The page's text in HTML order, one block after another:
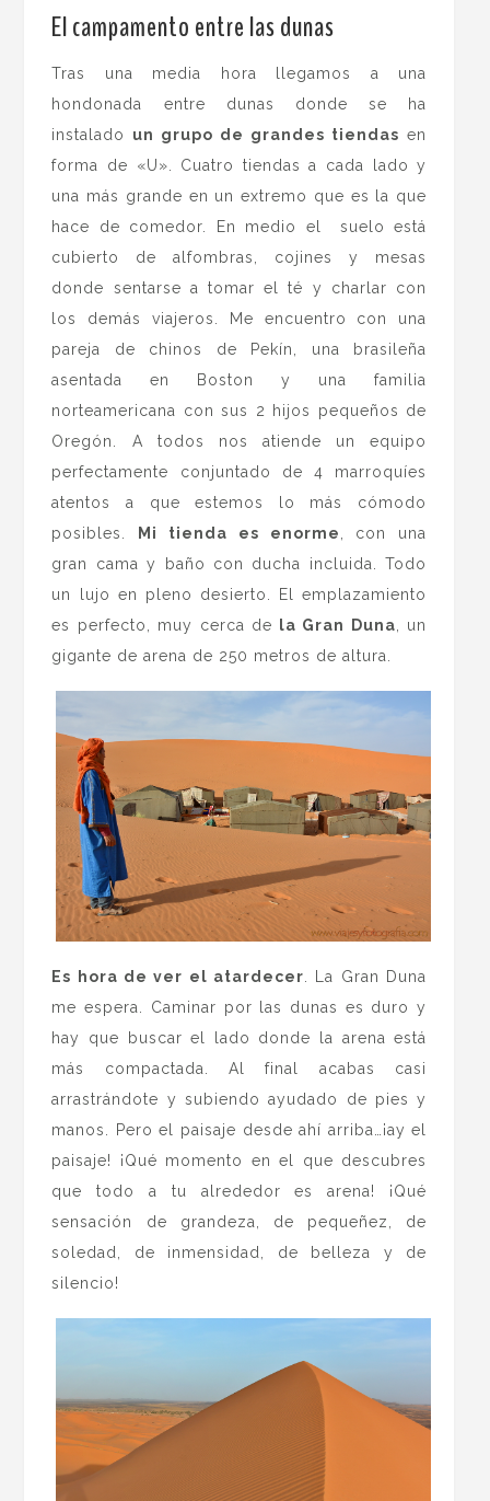
El campamento entre las dunas
Tras una media hora llegamos a una
hondonada entre dunas donde se ha
instalado un grupo de grandes tiendas en
forma de «U». Cuatro tiendas a cada lado y
una más grande en un extremo que es la que
hace de comedor. En medio el suelo está
cubierto de alfombras, cojines y mesas
donde sentarse a tomar el té y charlar con
los demás viajeros. Me encuentro con una
pareja de chinos de Pekín, una brasileña
asentada en Boston y una familia
norteamericana con sus 2 hijos pequeños de
Oregón. A todos nos atiende un equipo
perfectamente conjuntado de 4 marroquíes
atentos a que estemos lo más cómodo
posibles.
Mi tienda es enorme, con una
gran cama y baño con ducha incluida. Todo
un lujo en pleno desierto. El emplazamiento
es perfecto, muy cerca de la Gran Duna, un
gigante de arena de 250 metros de altura.
Es hora de ver el atardecer . La Gran Duna
me espera. Caminar por las dunas es duro y
hay que buscar el lado donde la arena está
más compactada. Al final acabas casi
arrastrándote y subiendo ayudado de pies y
manos. Pero el paisaje desde ahí arriba…¡ay el
paisaje! ¡Qué momento en el que descubres
que todo a tu alrededor es arena! ¡Qué
sensación de grandeza, de pequeñez, de
soledad, de inmensidad, de belleza y de
silencio!